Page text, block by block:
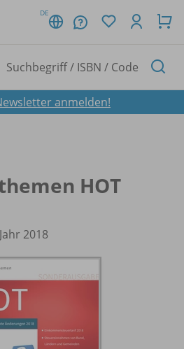
DE
anmelden!
HOT
2018